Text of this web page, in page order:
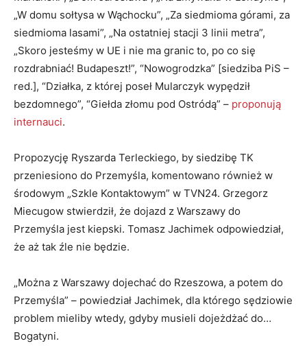
„W domu sołtysa w Wąchocku”, „Za siedmioma górami, za
siedmioma lasami”, „Na ostatniej stacji 3 linii metra”,
„Skoro jesteśmy w UE i nie ma granic to, po co się
rozdrabniać! Budapeszt!”, “Nowogrodzka” [siedziba PiS –
red.], “Działka, z której poseł Mularczyk wypędził
bezdomnego”, “Giełda złomu pod Ostródą” – proponują
internauci.
Propozycję Ryszarda Terleckiego, by siedzibę TK
przeniesiono do Przemyśla, komentowano również w
środowym „Szkle Kontaktowym” w TVN24. Grzegorz
Miecugow stwierdził, że dojazd z Warszawy do
Przemyśla jest kiepski. Tomasz Jachimek odpowiedział,
że aż tak źle nie będzie.
„Można z Warszawy dojechać do Rzeszowa, a potem do
Przemyśla” – powiedział Jachimek, dla którego sędziowie
problem mieliby wtedy, gdyby musieli dojeżdżać do…
Bogatyni.